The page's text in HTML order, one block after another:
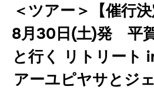
＜ツアー＞【催行
8月30日(土)発 平
と行く リトリート
アーユピヤサとジ